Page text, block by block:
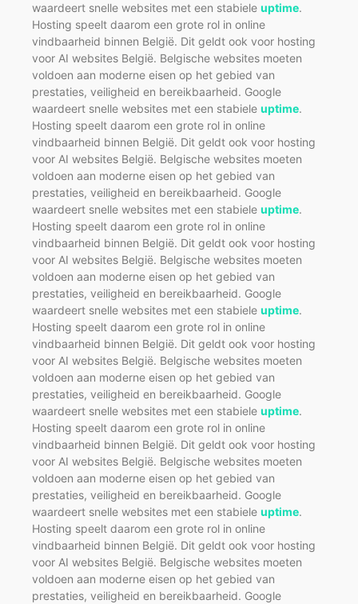
waardeert snelle websites met een stabiele uptime.
Hosting speelt daarom een grote rol in online
vindbaarheid binnen België. Dit geldt ook voor hosting
voor AI websites België. Belgische websites moeten
voldoen aan moderne eisen op het gebied van
prestaties, veiligheid en bereikbaarheid. Google
waardeert snelle websites met een stabiele uptime.
Hosting speelt daarom een grote rol in online
vindbaarheid binnen België. Dit geldt ook voor hosting
voor AI websites België. Belgische websites moeten
voldoen aan moderne eisen op het gebied van
prestaties, veiligheid en bereikbaarheid. Google
waardeert snelle websites met een stabiele uptime.
Hosting speelt daarom een grote rol in online
vindbaarheid binnen België. Dit geldt ook voor hosting
voor AI websites België. Belgische websites moeten
voldoen aan moderne eisen op het gebied van
prestaties, veiligheid en bereikbaarheid. Google
waardeert snelle websites met een stabiele uptime.
Hosting speelt daarom een grote rol in online
vindbaarheid binnen België. Dit geldt ook voor hosting
voor AI websites België. Belgische websites moeten
voldoen aan moderne eisen op het gebied van
prestaties, veiligheid en bereikbaarheid. Google
waardeert snelle websites met een stabiele uptime.
Hosting speelt daarom een grote rol in online
vindbaarheid binnen België. Dit geldt ook voor hosting
voor AI websites België. Belgische websites moeten
voldoen aan moderne eisen op het gebied van
prestaties, veiligheid en bereikbaarheid. Google
waardeert snelle websites met een stabiele uptime.
Hosting speelt daarom een grote rol in online
vindbaarheid binnen België. Dit geldt ook voor hosting
voor AI websites België. Belgische websites moeten
voldoen aan moderne eisen op het gebied van
prestaties, veiligheid en bereikbaarheid. Google